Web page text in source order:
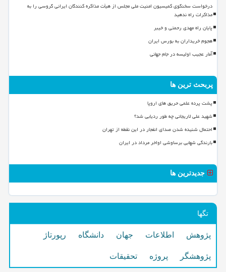
درخواست سخنگوی کمیسیون امنیت ملی مجلس از هیأت مذاکره کنندگان ایرانی گروسی را به
مذاکرات راه ندهید
پایان راه مهدی رحمتی و خیبر
هجوم خریداران به بورس ایران
آمار عجیب اولیسه در جام جهانی
پربحث ترین ها
پشت پرده علمی حریق های اروپا
شهید علی لاریجانی چه طور ردیابی شد؟
احتمال شنیده شدن صدای انفجار در این نقطه از تهران
بارندگی شهابی برساوشی اواخر مرداد در ایران
جدیدترین ها
تگها
پژوهش اطلاعات جهان دانشگاه رپورتاژ
پژوهشگر پروژه تحقیقات